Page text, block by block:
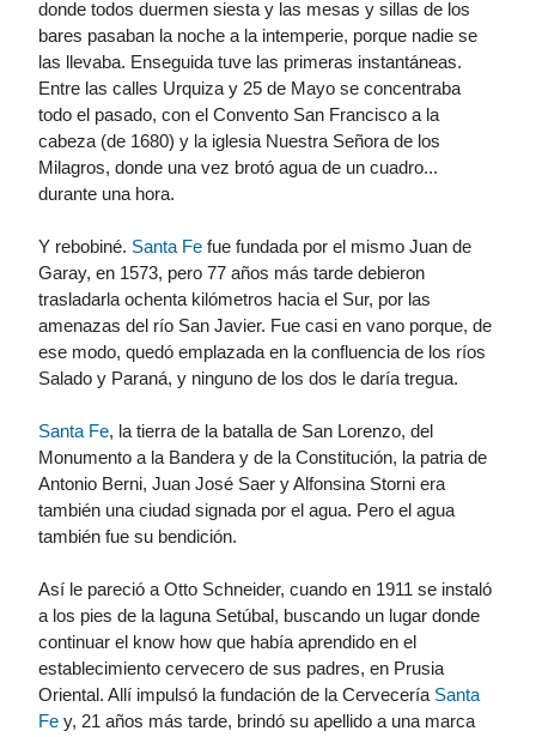
donde todos duermen siesta y las mesas y sillas de los
bares pasaban la noche a la intemperie, porque nadie se
las llevaba. Enseguida tuve las primeras instantáneas.
Entre las calles Urquiza y 25 de Mayo se concentraba
todo el pasado, con el Convento San Francisco a la
cabeza (de 1680) y la iglesia Nuestra Señora de los
Milagros, donde una vez brotó agua de un cuadro...
durante una hora.
Y rebobiné. Santa Fe fue fundada por el mismo Juan de
Garay, en 1573, pero 77 años más tarde debieron
trasladarla ochenta kilómetros hacia el Sur, por las
amenazas del río San Javier. Fue casi en vano porque, de
ese modo, quedó emplazada en la confluencia de los ríos
Salado y Paraná, y ninguno de los dos le daría tregua.
Santa Fe, la tierra de la batalla de San Lorenzo, del
Monumento a la Bandera y de la Constitución, la patria de
Antonio Berni, Juan José Saer y Alfonsina Storni era
también una ciudad signada por el agua. Pero el agua
también fue su bendición.
Así le pareció a Otto Schneider, cuando en 1911 se instaló
a los pies de la laguna Setúbal, buscando un lugar donde
continuar el know how que había aprendido en el
establecimiento cervecero de sus padres, en Prusia
Oriental. Allí impulsó la fundación de la Cervecería Santa
Fe y, 21 años más tarde, brindó su apellido a una marca